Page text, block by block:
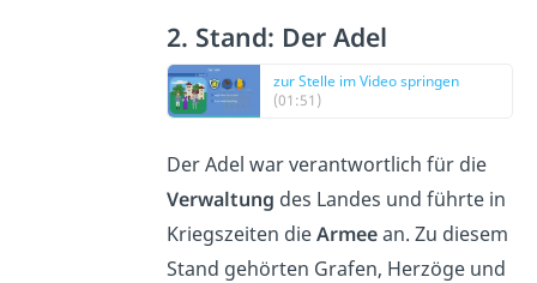
2. Stand: Der Adel
zur Stelle im Video springen
(01:51)
Der Adel war verantwortlich für die
Verwaltung des Landes und führte in
Kriegszeiten dieArmeean. Zu diesem
Stand gehörten Grafen, Herzöge und